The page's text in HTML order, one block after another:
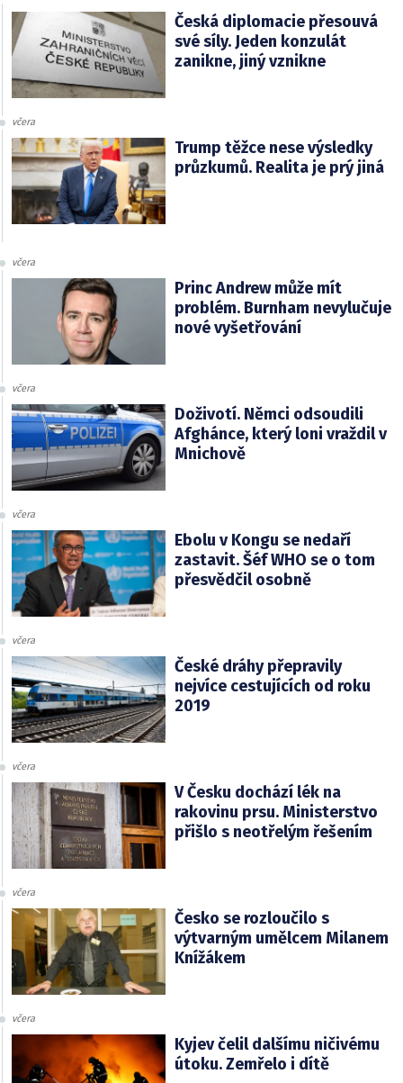
Česká diplomacie přesouvá
své síly. Jeden konzulát
zanikne, jiný vznikne
včera
Trump těžce nese výsledky
průzkumů. Realita je prý jiná
včera
Princ Andrew může mít
problém. Burnham nevylučuje
nové vyšetřování
včera
Doživotí. Němci odsoudili
Afghánce, který loni vraždil v
Mnichově
včera
Ebolu v Kongu se nedaří
zastavit. Šéf WHO se o tom
přesvědčil osobně
včera
České dráhy přepravily
nejvíce cestujících od roku
2019
včera
V Česku dochází lék na
rakovinu prsu. Ministerstvo
přišlo s neotřelým řešením
včera
Česko se rozloučilo s
výtvarným umělcem Milanem
Knížákem
včera
Kyjev čelil dalšímu ničivému
útoku. Zemřelo i dítě